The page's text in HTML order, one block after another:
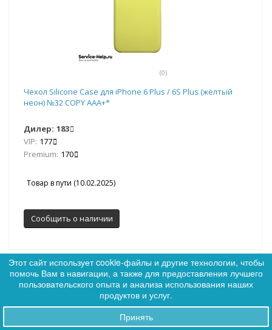
0
(0)
Чехол Silicone Case для iPhone 6 Plus / 6S Plus (жёлтый
неон) №32 COPY AAA+*
Дилер: 183
VIP: 177
Premium: 170
Товар в пути (10.02.2025)
Сообщить о наличии
Этот сайт использует cookie-файлы и другие технологии, чтобы
помочь Вам в навигации, а также для предоставления лучшего
пользовательского опыта и анализа использования наших
продуктов и услуг.
Принять